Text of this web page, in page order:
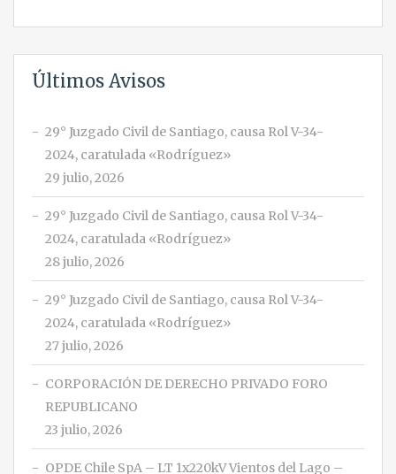
Últimos Avisos
29° Juzgado Civil de Santiago, causa Rol V-34-
2024, caratulada «Rodríguez»
29 julio, 2026
29° Juzgado Civil de Santiago, causa Rol V-34-
2024, caratulada «Rodríguez»
28 julio, 2026
29° Juzgado Civil de Santiago, causa Rol V-34-
2024, caratulada «Rodríguez»
27 julio, 2026
CORPORACIÓN DE DERECHO PRIVADO FORO
REPUBLICANO
23 julio, 2026
OPDE Chile SpA – LT 1x220kV Vientos del Lago –